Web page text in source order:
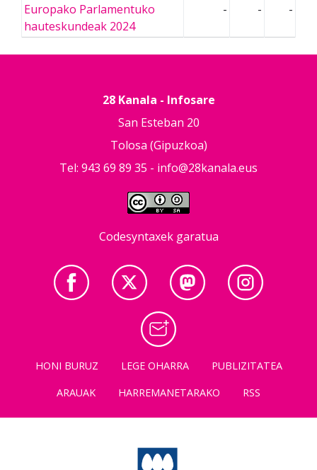
Europako Parlamentuko
hauteskundeak 2024
- - -
28 Kanala - Infosare
San Esteban 20
Tolosa (Gipuzkoa)
Tel: 943 69 89 35 - info@28kanala.eus
Codesyntaxek garatua
HONI BURUZ LEGE OHARRA
PUBLIZITATEA
ARAUAK
HARREMANETARAKO RSS